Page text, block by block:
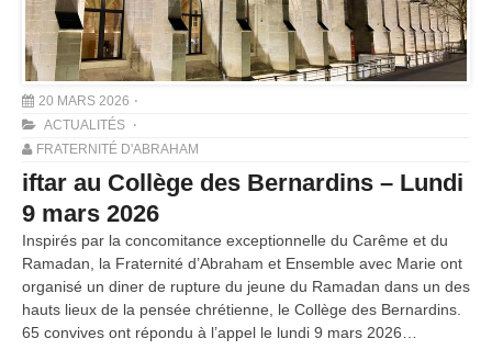
20 MARS 2026
ACTUALITÉS
FRATERNITÉ D'ABRAHAM
iftar au Collège des Bernardins – Lundi
9 mars 2026
Inspirés par la concomitance exceptionnelle du Carême et du
Ramadan, la Fraternité d’Abraham et Ensemble avec Marie ont
organisé un diner de rupture du jeune du Ramadan dans un des
hauts lieux de la pensée chrétienne, le Collège des Bernardins.
65 convives ont répondu à l’appel le lundi 9 mars 2026…